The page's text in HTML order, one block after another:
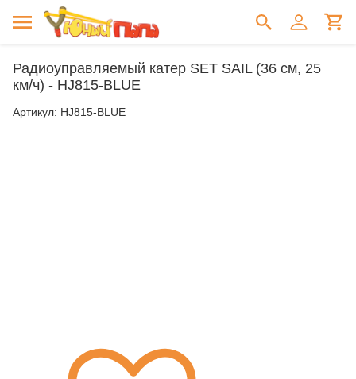
Радиоуправляемый катер SET SAIL (36 см, 25
км/ч) - HJ815-BLUE
Артикул: HJ815-BLUE